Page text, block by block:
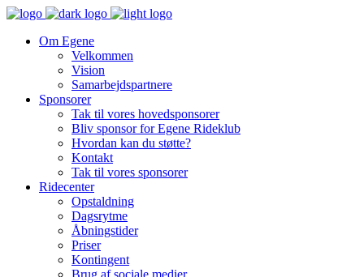
Om Egene
Velkommen
Vision
Samarbejdspartnere
Sponsorer
Tak til vores hovedsponsorer
Bliv sponsor for Egene Rideklub
Hvordan kan du støtte?
Kontakt
Tak til vores sponsorer
Ridecenter
Opstaldning
Dagsrytme
Åbningstider
Priser
Kontingent
Brug af sociale medier